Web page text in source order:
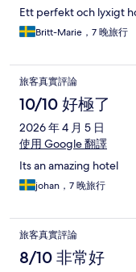
Ett perfekt och lyxigt
Britt-Marie，7 晚旅行
旅客真實評論
10/10 好極了
2026 年 4 月 5 日
使用 Google 翻譯
Its an amazing hotel
johan，7 晚旅行
旅客真實評論
8/10 非常好